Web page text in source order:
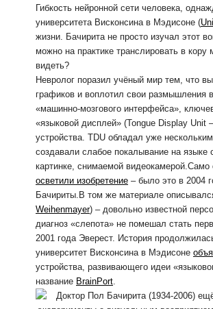
Гибкость нейронной сети человека,
университета Висконсина в Мэдисоне (
жизни. Бачирита не просто изучал этот
можно на практике транслировать в
видеть?
Невролог поразил учёный мир тем, что
графиков и воплотил свои размышления
«машинно-мозгового интерфейса»,
«языковой дисплей» (Tongue Display Unit
устройства. TDU обладал уже
создавали слабое покалывание на языке
картинке, снимаемой
осветили изобретение – было это в 2004
Бачириты.В том же материале
Weihenmayer) – довольно известной
диагноз «слепота» не помешал стать
2001 года Эверест. История
университет Висконсина в Мэдисоне
устройства, развивающего идеи
название BrainPort.